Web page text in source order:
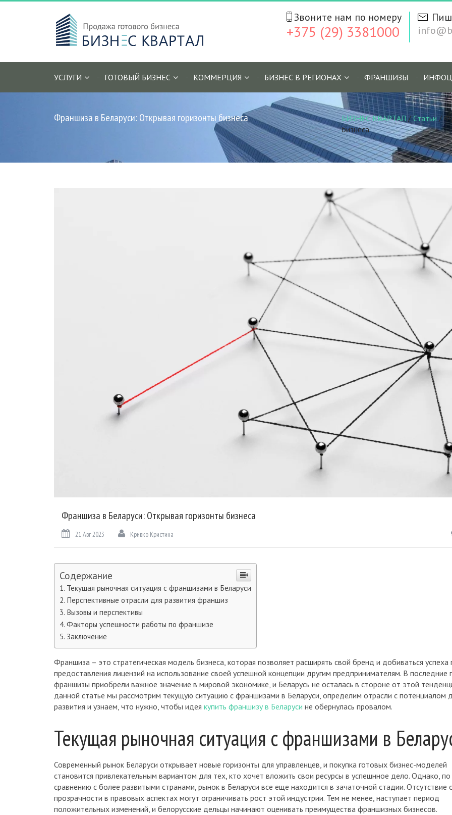
Звоните нам по номеру
+375 (29) 3381000
УСЛУГИ ГОТОВЫЙ БИЗНЕС КОММЕРЦИЯ БИЗНЕС В РЕГИОНАХ ФРАНШИЗЫ
Франшиза в Беларуси: Открывая горизонты бизнеса БИЗНЕС КВАРТАЛ / Статьи /
бизнеса
Франшиза в Беларуси: Открывая горизонты бизнеса
21 Авг 2023 Кривко Кристина
Содержание
Текущая рыночная ситуация с франшизами в Беларуси
Перспективные отрасли для развития франшиз
Вызовы и перспективы
Факторы успешности работы по франшизе
Заключение
Франшиза – это стратегическая модель бизнеса, которая позволяет расширять свой бренд и добиваться успеха
предоставления лицензий на использование своей успешной концепции другим предпринимателям. В последние
франшизы приобрели важное значение в мировой экономике, и Беларусь не осталась в стороне от этой
данной статье мы рассмотрим текущую ситуацию с франшизами в Беларуси, определим отрасли с потенциалом
развития и узнаем, что нужно, чтобы идея купить франшизу в Беларуси не обернулась провалом.
Текущая рыночная ситуация с франшизами в
Современный рынок Беларуси открывает новые горизонты для управленцев, и покупка готовых бизнес-моделей
становится привлекательным вариантом для тех, кто хочет вложить свои ресурсы в успешнное дело. Однако, по
сравнению с более развитыми странами, рынок в Беларуси все еще находится в зачаточной стадии. Отсутствие
прозрачности в правовых аспектах могут ограничивать рост этой индустрии. Тем не менее, наступает период
положительных изменений, и белорусские дельцы начинают оценивать преимущества франшизных бизнесов.